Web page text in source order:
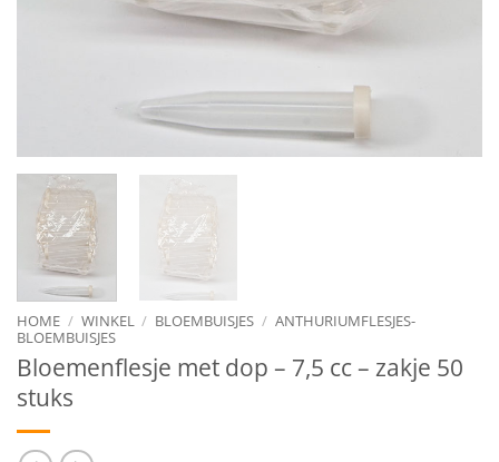
HOME / WINKEL / BLOEMBUISJES / ANTHURIUMFLESJES-
BLOEMBUISJES
Bloemenflesje met dop – 7,5 cc – zakje 50
stuks